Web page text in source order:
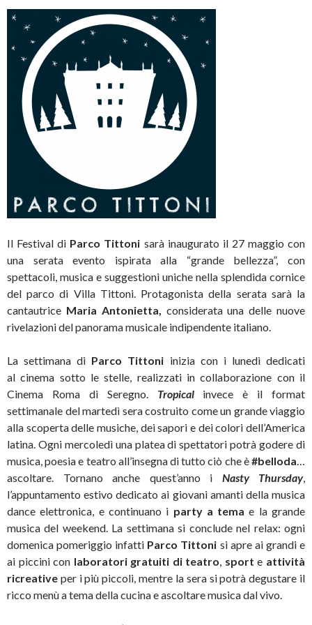
Il Festival di Parco Tittoni sarà inaugurato il 27 maggio con
una serata evento ispirata alla “grande bellezza”, con
spettacoli, musica e suggestioni uniche nella splendida cornice
del parco di Villa Tittoni. Protagonista della serata sarà la
cantautrice Maria Antonietta,
considerata una delle nuove
rivelazioni del panorama musicale indipendente italiano.
La settimana di Parco Tittoni inizia con i lunedì dedicati
al cinema sotto le stelle, realizzati in collaborazione con il
Cinema Roma di Seregno. Tropicalinvece è il format
settimanale del martedì sera costruito come un grande viaggio
alla scoperta delle musiche, dei sapori e dei colori dell’America
latina. Ogni mercoledì una platea di spettatori potrà godere di
musica, poesia e teatro all’insegna di tutto ciò che è#belloda
ascoltare. Tornano anche quest’anno i Nasty Thursday,
l’appuntamento estivo dedicato ai giovani amanti della musica
dance elettronica, e continuano i party a tema e la grande
musica del weekend. La settimana si conclude nel relax: ogni
domenica pomeriggio infatti Parco Tittoni si apre ai grandi e
ai piccini con laboratori gratuiti di teatro sport e attività
ricreative per i più piccoli, mentre la sera si potrà degustare il
ricco menù a tema della cucina e ascoltare musica dal vivo.